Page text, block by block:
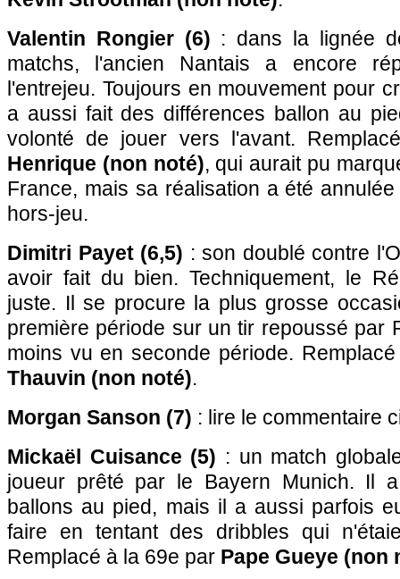
Valentin Rongier (6) : dans la lignée
matchs, l'ancien Nantais a encore
l'entrejeu. Toujours en mouvement pour
a aussi fait des différences ballon au
volonté de jouer vers l'avant.
Henrique (non noté), qui aurait pu
France, mais sa réalisation a été
hors-jeu.
Dimitri Payet (6,5) : son doublé contre
avoir fait du bien. Techniquement, le
juste. Il se procure la plus grosse
première période sur un tir repoussé par
moins vu en seconde période.
Thauvin (non noté).
Morgan Sanson (7) : lire le commentaire
Mickaël Cuisance (5) : un match
joueur prêté par le Bayern Munich. Il
ballons au pied, mais il a aussi parfois
faire en tentant des dribbles qui
Remplacé à la 69e par Pape Gueye (non